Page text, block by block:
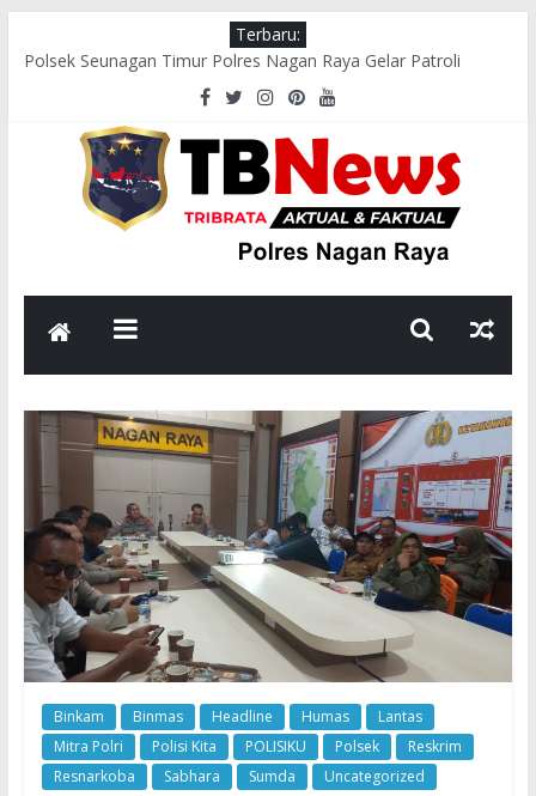
Terbaru:
Polsek Seunagan Timur Polres Nagan Raya Gelar Patroli
Dialogis, Perkuat Sinergi dengan Masyarakat Jaga Kamtibmas
Wakapolres Nagan Raya Hadiri Pelepasan Kontingen Pramuka
Menuju Cibubur di Pendopo Bupati
Polsek Kuala Pesisir Imbau Nelayan Utamakan Keselamatan di
Tengah Cuaca Ekstrem
Polres Nagan Raya Gelar Olahraga Bersama dan Beladiri Polri
untuk Tingkatkan Kebugaran Personel
Wakapolres Nagan Raya Himbau Seluruh Personel Tingkatkan
Disiplin dan Profesionalisme
Binkam Binmas Headline Humas
Lantas
Mitra Polri
Polisi Kita POLISIKU Polsek
Reskrim
Resnarkoba
Sabhara Sumda Uncategorized